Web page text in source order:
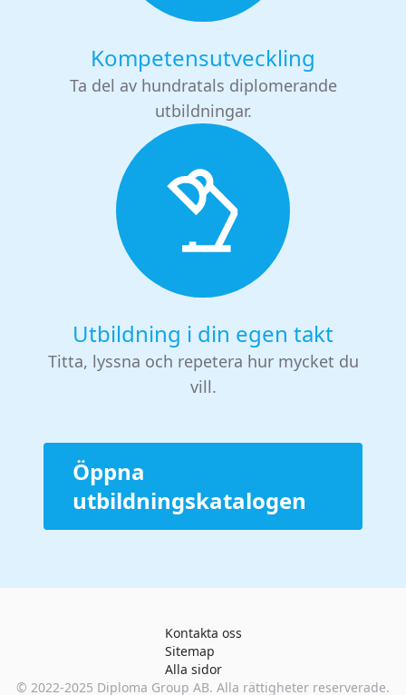
Kompetensutveckling
Ta del av hundratals diplomerande
utbildningar.
Utbildning i din egen takt
Titta, lyssna och repetera hur mycket du
vill.
Öppna
utbildningskatalogen
Kontakta oss
Sitemap
Alla sidor
© 2022-2025 Diploma Group AB. Alla rättigheter reserverade.